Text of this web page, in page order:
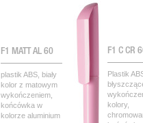
F1 MATT AL 60
plastik ABS, biały
kolor z matowym
wykończeniem,
końcówka w
kolorze aluminium
F1 C CR
Plastik
kolory,